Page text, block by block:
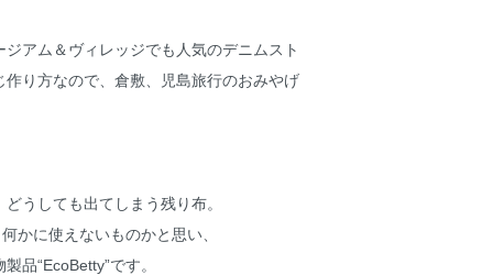
アム＆ヴィレッジでも人気のデニムスト
作り方なので、倉敷、児島旅行のおみやげ
うしても出てしまう残り布。
かに使えないものかと思い、
品“EcoBetty”です。